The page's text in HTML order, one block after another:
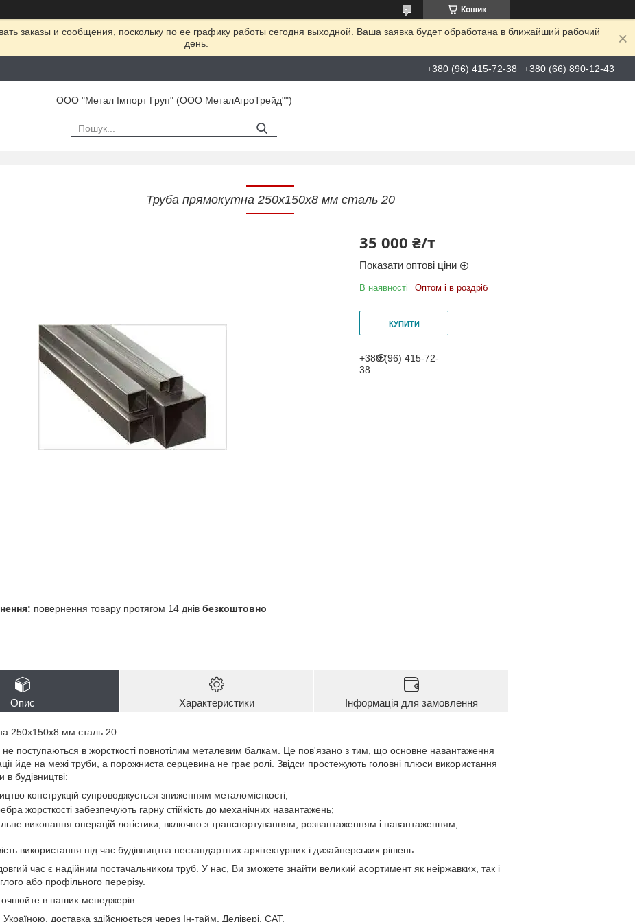
Кошик
заказы и сообщения, поскольку по ее графику работы сегодня выходной. Ваша заявка будет обработана в ближайший рабочий
день.
+380 (96) 415-72-38 +380 (66) 890-12-43
ООО "Метал Імпорт Груп" (ООО МеталАгроТрейд"")
Труба прямокутна 250х150х8 мм сталь 20
35 000 ₴/т
Показати оптові ціни
В наявності Оптом і в роздріб
КУПИТИ
+380 (96) 415-72-
38
повернення товару протягом 14 днів безкоштовно
Опис Характеристики Інформація для замовлення
250х150х8 мм сталь 20
не поступаються в жорсткості повнотілим металевим балкам. Це пов'язано з тим, що основне навантаження
йде на межі труби, а порожниста серцевина не грає ролі. Звідси простежують головні плюси використання
в будівництві:
конструкцій супроводжується зниженням металомісткості;
жорсткості забезпечують гарну стійкість до механічних навантажень;
виконання операцій логістики, включно з транспортуванням, розвантаженням і навантаженням,
використання під час будівництва нестандартних архітектурних і дизайнерських рішень.
час є надійним постачальником труб. У нас, Ви зможете знайти великий асортимент як неіржавких, так і
або профільного перерізу.
в наших менеджерів.
доставка здійснюється через Ін-тайм, Делівері, САТ.